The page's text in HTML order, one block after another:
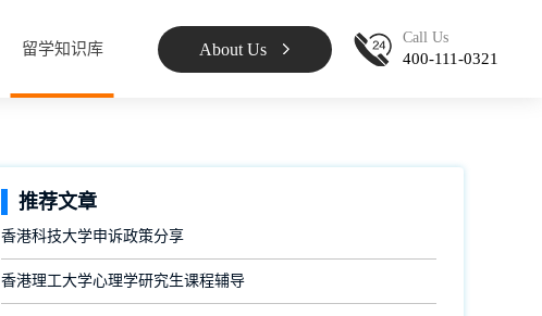
留学知识库 About Us
Call Us
400-111-0321
推荐文章
香港科技大学申诉政策分享
香港理工大学心理学研究生课程辅导